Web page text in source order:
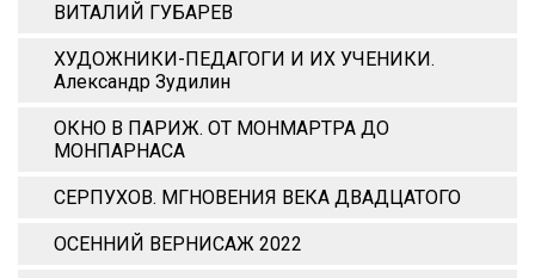
ВИТАЛИЙ ГУБАРЕВ
ХУДОЖНИКИ-ПЕДАГОГИ И ИХ УЧЕНИКИ.
Александр Зудилин
ОКНО В ПАРИЖ. ОТ МОНМАРТРА ДО
МОНПАРНАСА
СЕРПУХОВ. МГНОВЕНИЯ ВЕКА ДВАДЦАТОГО
ОСЕННИЙ ВЕРНИСАЖ 2022